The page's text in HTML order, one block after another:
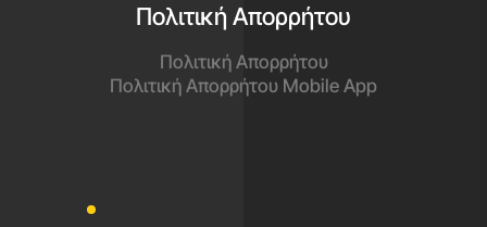
Πολιτική Απορρήτου
Πολιτική Απορρήτου
Πολιτική Απορρήτου Mobile App